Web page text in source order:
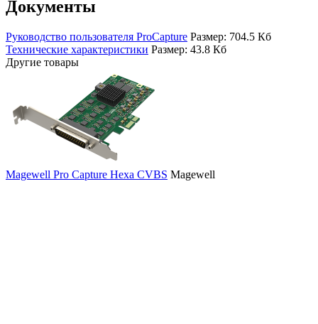
Документы
Руководство пользователя ProCapture Размер: 704.5 Кб
Технические характеристики Размер: 43.8 Кб
Другие товары
Magewell Pro Capture Hexa CVBS Magewell